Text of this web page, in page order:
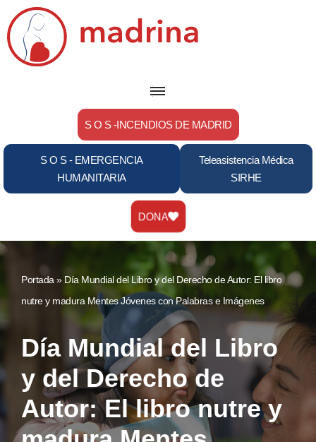
Saltar
al
S O S -INCENDIOS DE MADRID
S O S - EMERGENCIA
HUMANITARIA
Teleasistencia Médica
SIRHE
DONA
Portada » Día Mundial del Libro y del Derecho de Autor: El libro
nutre y madura Mentes Jóvenes con Palabras e Imágenes
Día Mundial del Libro
y del Derecho de
Autor: El libro nutre y